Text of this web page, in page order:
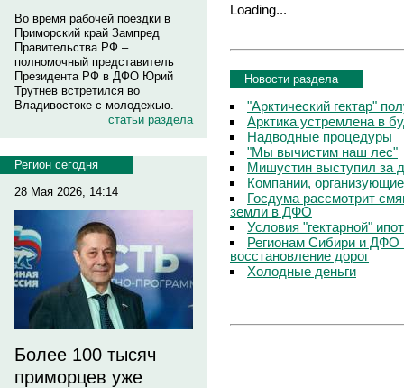
Во время рабочей поездки в
Приморский край Зампред
Правительства РФ –
полномочный представитель
Президента РФ в ДФО Юрий
Трутнев встретился во
Владивостоке с молодежью.
статьи раздела
Регион сегодня
28 Мая 2026, 14:14
Более 100 тысяч
приморцев уже
Loading...
Новости раздела
"Арктический гектар"
Арктика устремлена в
Надводные процедуры
"Мы вычистим наш лес"
Мишустин выступил за
Компании,
Госдума рассмотрит
земли в ДФО
Условия "гектарной"
Регионам Сибири и ДФО
восстановление дорог
Холодные деньги